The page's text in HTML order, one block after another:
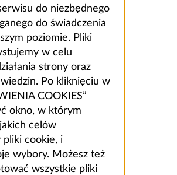
do niezbędnego
do świadczenia
poziomie. Pliki
w celu
strony oraz
Po kliknięciu w
COOKIES”
okno, w którym
celów
pliki cookie, i
wybory. Możesz też
wszystkie pliki